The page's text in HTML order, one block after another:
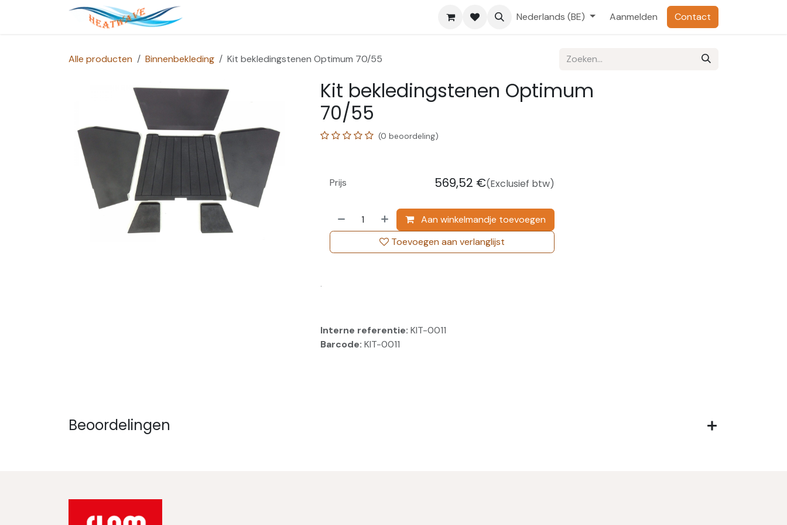
Overslaan naar inhoud
Nederlands (BE) Aanmelden Contact
Alle producten Binnenbekleding Kit bekledingstenen Optimum 70/55
Kit bekledingstenen Optimum
70/55
(0 beoordeling)
Aan winkelmandje toevoegen
Toevoegen aan verlanglijst
Prijs 569,52 €(Exclusief btw)
.
Interne referentie: KIT-0011
Barcode: KIT-0011
Beoordelingen